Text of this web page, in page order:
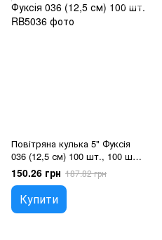
Повітряна кулька 5" Фуксія
036 (12,5 см) 100 шт., 100 шт.,
5"/12.5см, Фуксія, Гелій або
повітря
150.26 грн 187.82 грн
Купити